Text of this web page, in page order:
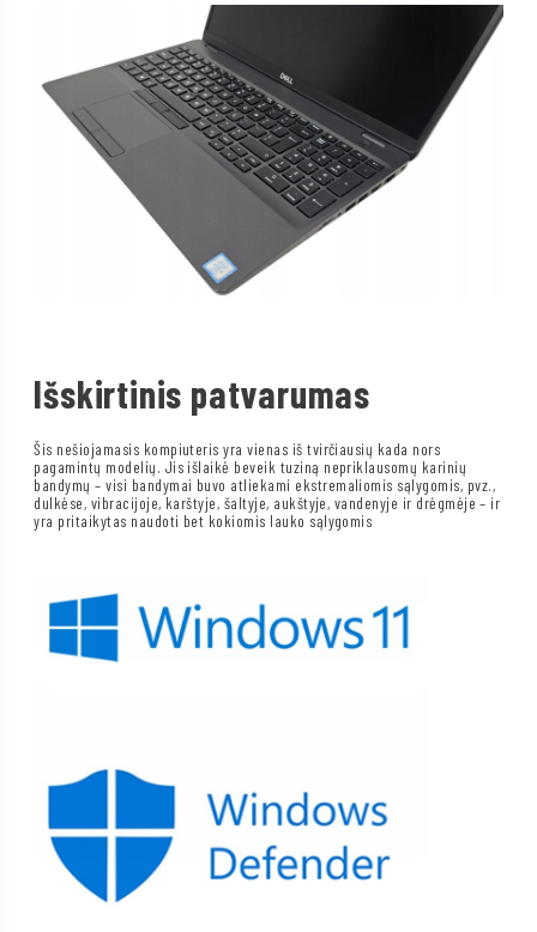
Išskirtinis patvarumas
Šis nešiojamasis kompiuteris yra vienas iš tvirčiausių kada nors
pagamintų modelių. Jis išlaikė beveik tuziną nepriklausomų karinių
bandymų – visi bandymai buvo atliekami ekstremaliomis sąlygomis, pvz.,
dulkėse, vibracijoje, karštyje, šaltyje, aukštyje, vandenyje ir drėgmėje – ir
yra pritaikytas naudoti bet kokiomis lauko sąlygomis